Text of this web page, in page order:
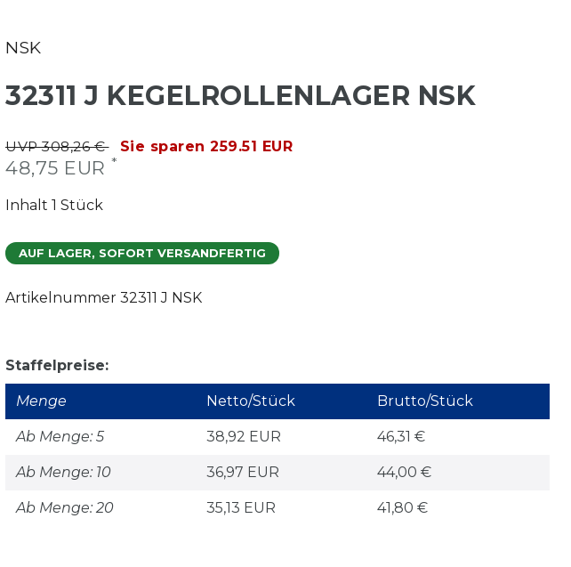
NSK
32311 J KEGELROLLENLAGER NSK
UVP 308,26 € Sie sparen 259.51 EUR
48,75 EUR *
Inhalt 1 Stück
AUF LAGER, SOFORT VERSANDFERTIG
Artikelnummer 32311 J NSK
Staffelpreise:
Menge Netto/Stück Brutto/Stück
Ab Menge: 5 38,92 EUR 46,31 €
Ab Menge: 10 36,97 EUR 44,00 €
Ab Menge: 20 35,13 EUR 41,80 €